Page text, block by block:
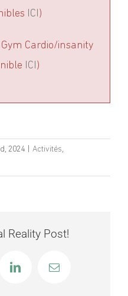
ICI)
Cardio/insanity
ICI)
2024 Activités,
Reality Post!
LinkedInEmail